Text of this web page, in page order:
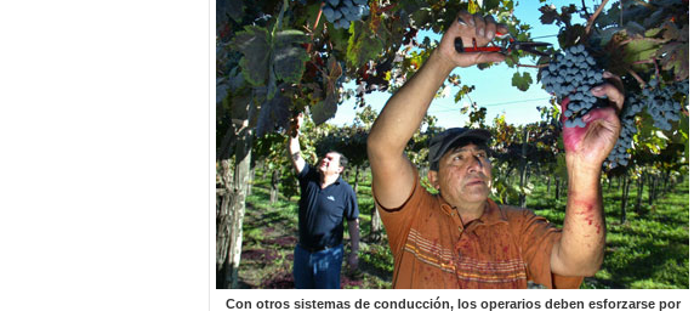
Con otros sistemas de conducción, los operarios deben esforzarse por